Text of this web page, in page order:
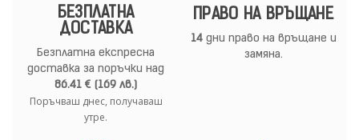
БЕЗПЛАТНА
ДОСТАВКА
Безплатна експресна
доставка за поръчки над
86.41 € (169 лв.)
Поръчваш днес, получаваш
утре.
ПРАВО НА ВРЪЩАНЕ
14дни право на връщане и
замяна.